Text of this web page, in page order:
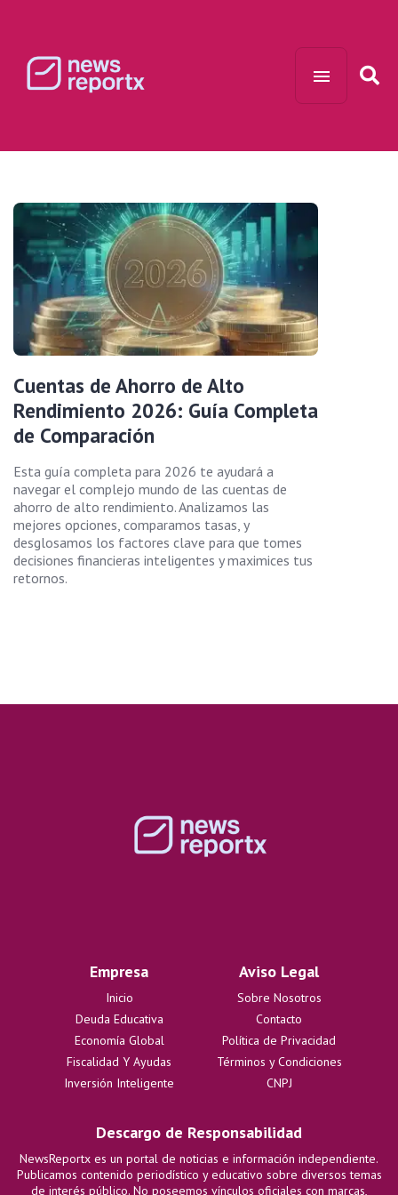
Cuentas de Ahorro de Alto
Rendimiento 2026: Guía Completa
de Comparación
Esta guía completa para 2026 te ayudará a
navegar el complejo mundo de las cuentas de
ahorro de alto rendimiento. Analizamos las
mejores opciones, comparamos tasas, y
desglosamos los factores clave para que tomes
decisiones financieras inteligentes y maximices tus
retornos.
Empresa
Inicio
Deuda Educativa
Economía Global
Fiscalidad Y Ayudas
Inversión Inteligente
Aviso Legal
Sobre Nosotros
Contacto
Política de Privacidad
Términos y Condiciones
CNPJ
Descargo de Responsabilidad
NewsReportx es un portal de noticias e información independiente.
Publicamos contenido periodístico y educativo sobre diversos temas
de interés público. No poseemos vínculos oficiales con marcas,